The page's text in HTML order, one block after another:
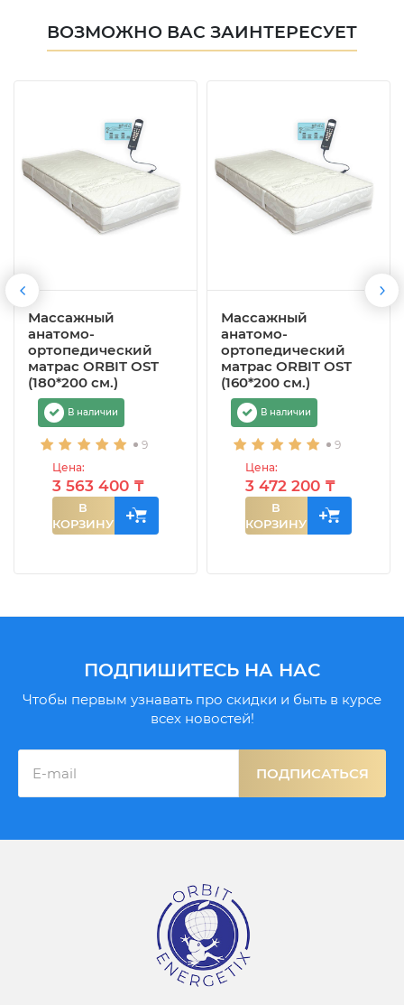
ВОЗМОЖНО ВАС ЗАИНТЕРЕСУЕТ
Массажный
анатомо-
ортопедический
матрас ORBIT OST
(180*200 см.)
В наличии
9
Цена:
3 563 400 ₸
В
КОРЗИНУ
Массажный
анатомо-
ортопедический
матрас ORBIT OST
(160*200 см.)
В наличии
9
Цена:
3 472 200 ₸
В
КОРЗИНУ
ПОДПИШИТЕСЬ НА НАС
Чтобы первым узнавать про скидки и быть в курсе
всех новостей!
ПОДПИСАТЬСЯ